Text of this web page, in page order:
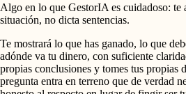
Algo en lo que GestorIA es cuidadoso: te
situación, no dicta sentencias.
Te mostrará lo que has ganado, lo que
adónde va tu dinero, con suficiente
propias conclusiones y tomes tus propias
pregunta entra en terreno que de verdad